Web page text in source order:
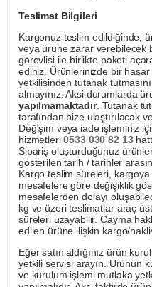
Teslimat Bilgileri
Kargonuz teslim edildiğinde,
veya ürüne zarar verebilecek
görevlisi ile birlikte paketi
ediniz. Ürünlerinizde bir
yetkilisinden tutanak
almayınız. Aksi durumlarda
yapılmamaktadır. Tutanak
tarafından bize ulaştırılacak
Değişim veya iade işleminiz
hizmetleri0533 030 82 13
Sipariş oluşturduğunuz
gösterilen tarih / tarihler
Kargo teslim süreleri,
mesafelere göre değişiklik
mesafelerden dolayı
kg ve üzeri teslimatlar araç
süreleri uzayabilir. Cayma
edilen ürüne ilişkin kargo/
Eğer satın aldığınız ürün
yetkili servisi arayın. Ürünün
ve kurulum işlemi mutlaka